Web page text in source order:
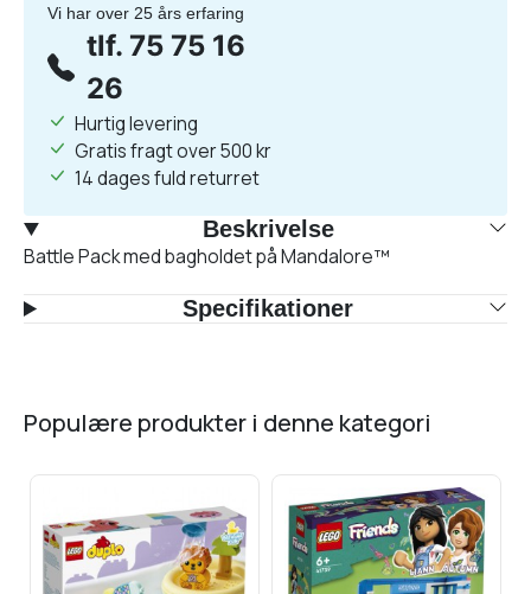
Vi har over 25 års erfaring
tlf. 75 75 16
26
Hurtig levering
Gratis fragt over 500 kr
14 dages fuld returret
Beskrivelse
Battle Pack med bagholdet på Mandalore™
Specifikationer
populære produkter i denne kategori